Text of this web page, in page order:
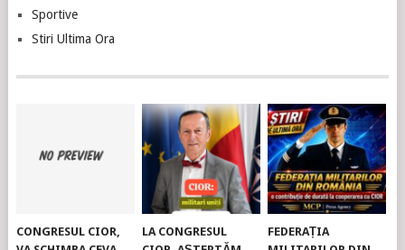
Sportive
Stiri Ultima Ora
CONGRESUL CIOR,
LA CONGRESUL
FEDERAȚIA